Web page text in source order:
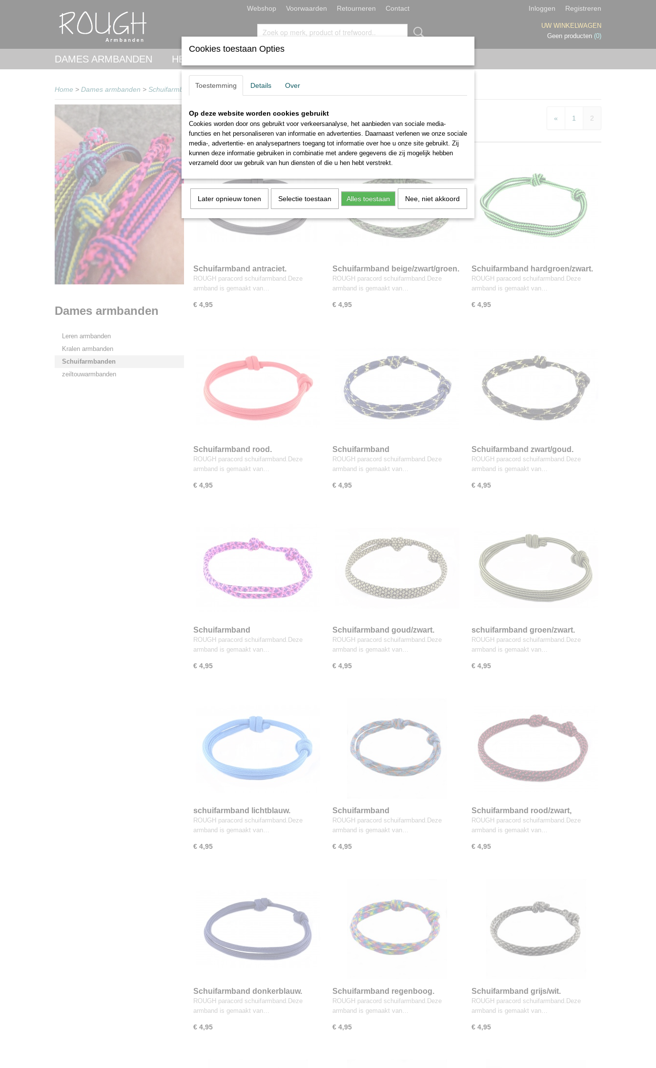
Webshop Voorwaarden Retourneren Contact Inloggen Registreren
UW WINKELWAGEN
Geen producten (0)
DAMES ARMBANDEN HEREN ARMBANDEN
Home > Dames armbanden > Schuifarmbanden
Dames armbanden
Leren armbanden
Kralen armbanden
Schuifarmbanden
zeiltouwarmbanden
Sorteer op: « 1 2
Schuifarmband antraciet.
ROUGH paracord schuifarmband.Deze
armband is gemaakt van…
€ 4,95
Schuifarmband beige/zwart/groen.
ROUGH paracord schuifarmband.Deze
armband is gemaakt van…
€ 4,95
Schuifarmband hardgroen/zwart.
ROUGH paracord schuifarmband.Deze
armband is gemaakt van…
€ 4,95
Schuifarmband rood.
ROUGH paracord schuifarmband.Deze
armband is gemaakt van…
€ 4,95
Schuifarmband
donkerblauw/goud.
ROUGH paracord schuifarmband.Deze
armband is gemaakt van…
€ 4,95
Schuifarmband zwart/goud.
ROUGH paracord schuifarmband.Deze
armband is gemaakt van…
€ 4,95
Schuifarmband
hardroze/donkerblauw.
ROUGH paracord schuifarmband.Deze
armband is gemaakt van…
€ 4,95
Schuifarmband goud/zwart.
ROUGH paracord schuifarmband.Deze
armband is gemaakt van…
€ 4,95
schuifarmband groen/zwart.
ROUGH paracord schuifarmband.Deze
armband is gemaakt van…
€ 4,95
schuifarmband lichtblauw.
ROUGH paracord schuifarmband.Deze
armband is gemaakt van…
€ 4,95
Schuifarmband
blauw/blauw/oranje.
ROUGH paracord schuifarmband.Deze
armband is gemaakt van…
€ 4,95
Schuifarmband rood/zwart,
ROUGH paracord schuifarmband.Deze
armband is gemaakt van…
€ 4,95
Schuifarmband donkerblauw.
ROUGH paracord schuifarmband.Deze
armband is gemaakt van…
€ 4,95
Schuifarmband regenboog.
ROUGH paracord schuifarmband.Deze
armband is gemaakt van…
€ 4,95
Schuifarmband grijs/wit.
ROUGH paracord schuifarmband.Deze
armband is gemaakt van…
€ 4,95
Cookies toestaan Opties
Toestemming Details Over
Op deze website worden cookies gebruikt
Cookies worden door ons gebruikt voor verkeersanalyse, het aanbieden van sociale media-
functies en het personaliseren van informatie en advertenties. Daarnaast verlenen we onze sociale
media-, advertentie- en analysepartners toegang tot informatie over hoe u onze site gebruikt. Zij
kunnen deze informatie gebruiken in combinatie met andere gegevens die zij mogelijk hebben
verzameld door uw gebruik van hun diensten of die u hen hebt verstrekt.
Later opnieuw tonen Selectie toestaan Alles toestaan Nee, niet akkoord